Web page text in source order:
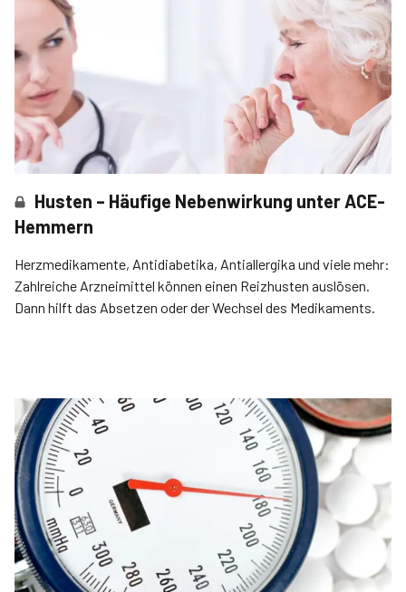
Husten – Häufige Nebenwirkung unter ACE-
Hemmern
Herzmedikamente, Antidiabetika, Antiallergika und viele mehr:
Zahlreiche Arzneimittel können einen Reizhusten auslösen.
Dann hilft das Absetzen oder der Wechsel des Medikaments.